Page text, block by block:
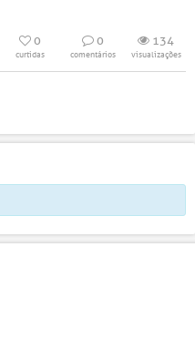
0
curtidas
0
comentários
134
visualizações